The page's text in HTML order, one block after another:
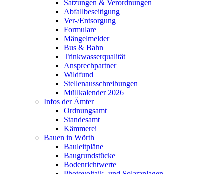
Satzungen & Verordnungen
Abfallbeseitigung
Ver-/Entsorgung
Formulare
Mängelmelder
Bus & Bahn
Trinkwasserqualität
Ansprechpartner
Wildfund
Stellenausschreibungen
Müllkalender 2026
Infos der Ämter
Ordnungsamt
Standesamt
Kämmerei
Bauen in Wörth
Bauleitpläne
Baugrundstücke
Bodenrichtwerte